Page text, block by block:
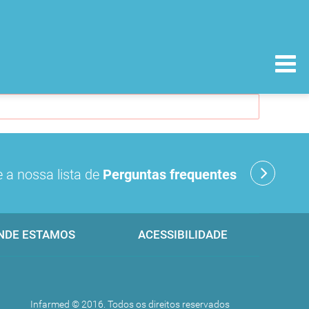
a nossa lista de Perguntas frequentes
ESTAMOS ACESSIBILIDADE
Infarmed © 2016. Todos os direitos reservados